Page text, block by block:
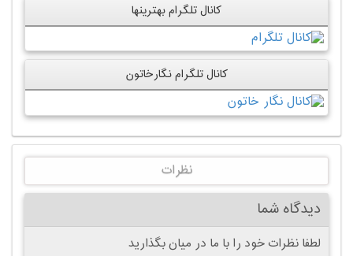
کانال تلگرام بهترینها
کانال تلگرام نگارخاتون
نظرات
دیدگاه شما
لطفا نظرات خود را با ما در میان بگذارید